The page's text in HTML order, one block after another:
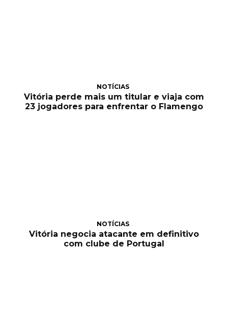
NOTÍCIAS
Vitória perde mais um titular e viaja com
23 jogadores para enfrentar o Flamengo
NOTÍCIAS
Vitória negocia atacante em definitivo
com clube de Portugal